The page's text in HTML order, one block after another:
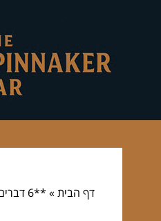
דף הבית» **6 דברים שחובה לדעת על מה חשוב לדעת לפני שבוחרים אדריכל – למי זה מתאים ולמי קצת פחות**